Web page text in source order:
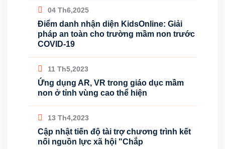
04 Th6,2025
Điểm danh nhận diện KidsOnline: Giải
pháp an toàn cho trường mầm non trước
COVID-19
11 Th5,2023
Ứng dụng AR, VR trong giáo dục mầm
non ở tỉnh vùng cao thể hiện
13 Th4,2023
Cập nhật tiến độ tài trợ chương trình kết
nối nguồn lực xã hội "Chắp